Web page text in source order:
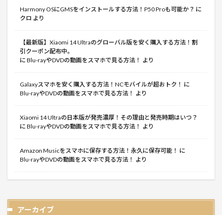
Harmony OSにGMSをインストールする方法！P50 Proも可能か？ に
クロ より
【最新版】Xiaomi 14 Ultraのグローバル版を安く購入する方法！割
引クーポン配布中。
に Blu-rayやDVDの動画をスマホで見る方法！ より
Galaxyスマホを安く購入する方法！NCモバイルが超おトク！ に
Blu-rayやDVDの動画をスマホで見る方法！ より
Xiaomi 14 Ultraの日本版が発売濃厚！その理由と発売時期はいつ？
に Blu-rayやDVDの動画をスマホで見る方法！ より
Amazon Musicをスマホに保存する方法！永久に保存可能！ に
Blu-rayやDVDの動画をスマホで見る方法！ より
アーカイブ